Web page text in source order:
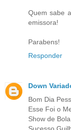
Quem sabe
emissora!
Parabens!
Responder
Down
Bom Dia
Esse Foi o
Show de Bola